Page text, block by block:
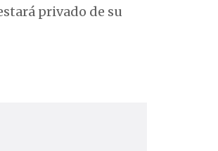
privado de su